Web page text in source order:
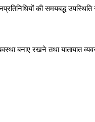
की समयबद्ध उपस्थिति
बनाए रखने तथा